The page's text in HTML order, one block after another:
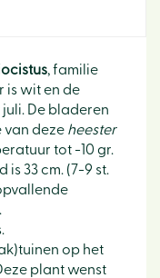
, familie
is wit en de
De bladeren
van deze heester
tot -10 gr.
33 cm. (7-9 st.
op het
plant wenst